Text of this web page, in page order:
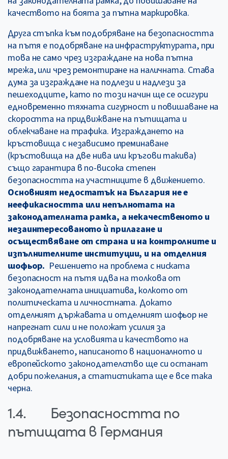
качеството на боята за пътна маркировка.
Друга стъпка към подобряване на безопасността
на пътя е подобряване на инфраструктурата, при
това не само чрез изграждане на нова пътна
мрежа, или чрез ремонтиране на наличната. Става
дума за изграждане на подлези и надлези за
пешеходците, като по този начин ще се осигури
едновременно тяхната сигурност и повишаване на
скоростта на придвижване на пътищата и
облекчаване на трафика. Изграждането на
кръстовища с независимо преминаване
(кръстовища на две нива или кръгови такива)
също гарантира в по-висока степен
безопасността на участниците в движението.
Основният недостатък на България не е
неефикасността или непълнотата на
законодателната рамка, а некачественото и
незаинтересованото ѝ прилагане и
осъществяване от страна и на контролните и
изпълнителните институции, и на отделния
шофьор. Решението на проблема с ниската
безопасност на пътя идва на толкова от
законодателната инициатива, колкото от
политическата и личностната. Докато
отделният държавата и отделният шофьор не
напрегнат сили и не положат усилия за
подобряване на условията и качеството на
придвижването, написаното в националното и
европейското законодателство ще си останат
добри пожелания, а статистиката ще е все така
черна.
1.4. Безопасността по
пътищата в Германия